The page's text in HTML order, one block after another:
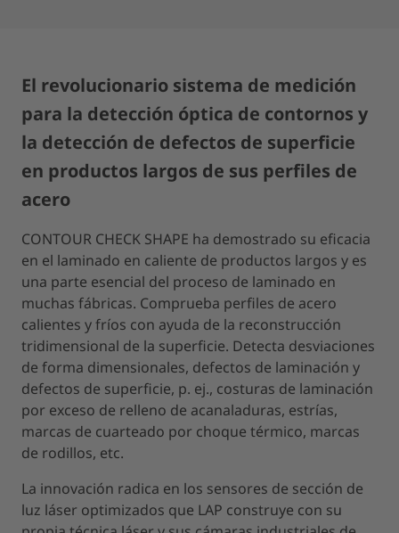
El revolucionario sistema de medición
para la detección óptica de contornos y
la detección de defectos de superficie
en productos largos de sus perfiles de
acero
CONTOUR CHECK SHAPE ha demostrado su eficacia
en el laminado en caliente de productos largos y es
una parte esencial del proceso de laminado en
muchas fábricas. Comprueba perfiles de acero
calientes y fríos con ayuda de la reconstrucción
tridimensional de la superficie. Detecta desviaciones
de forma dimensionales, defectos de laminación y
defectos de superficie, p. ej., costuras de laminación
por exceso de relleno de acanaladuras, estrías,
marcas de cuarteado por choque térmico, marcas
de rodillos, etc.
La innovación radica en los sensores de sección de
luz láser optimizados que LAP construye con su